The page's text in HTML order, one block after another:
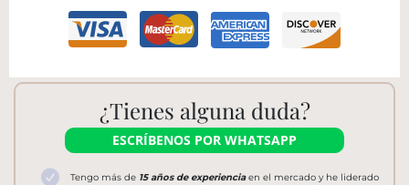
¿Tienes alguna duda?
ESCRÍBENOS POR WHATSAPP
Tengo más de 15 años de experienciaen el mercado y he liderado